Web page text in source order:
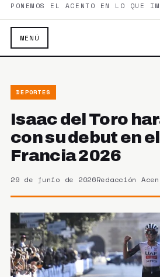
PONEMOS EL ACENTO EN LO QUE
MENÚ
DEPORTES
Isaac del Toro
con su debut en
Francia 2026
29 de junio de 2026Redacción